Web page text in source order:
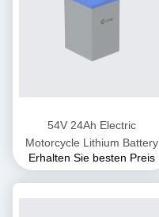
54V 24Ah Electric
Motorcycle Lithium Battery
Erhalten Sie besten Preis